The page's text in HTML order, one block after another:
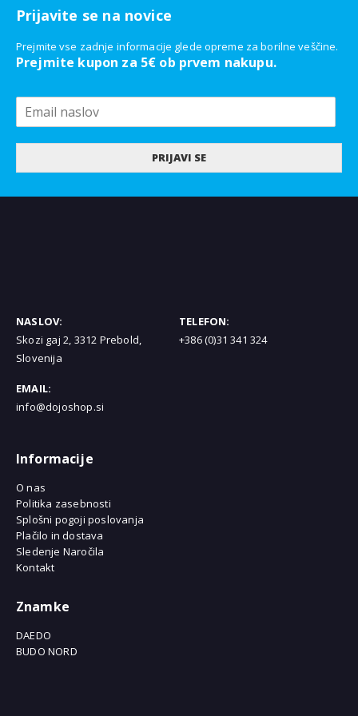
Prijavite se na novice
Prejmite vse zadnje informacije glede opreme za borilne veščine.
Prejmite kupon za 5€ ob prvem nakupu.
PRIJAVI SE
NASLOV:
Skozi gaj 2, 3312 Prebold,
Slovenija
TELEFON:
+386 (0)31 341 324
EMAIL:
info@dojoshop.si
Informacije
O nas
Politika zasebnosti
Splošni pogoji poslovanja
Plačilo in dostava
Sledenje Naročila
Kontakt
Znamke
DAEDO
BUDO NORD